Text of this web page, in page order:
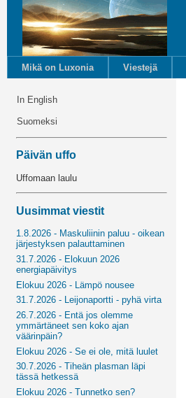
Mikä on Luxonia Viestejä
In English
Suomeksi
Päivän uffo
Uffomaan laulu
Uusimmat viestit
1.8.2026 - Maskuliinin paluu - oikean
järjestyksen palauttaminen
31.7.2026 - Elokuun 2026
energiapäivitys
Elokuu 2026 - Lämpö nousee
31.7.2026 - Leijonaportti - pyhä virta
26.7.2026 - Entä jos olemme
ymmärtäneet sen koko ajan
väärinpäin?
Elokuu 2026 - Se ei ole, mitä luulet
30.7.2026 - Tiheän plasman läpi
tässä hetkessä
Elokuu 2026 - Tunnetko sen?